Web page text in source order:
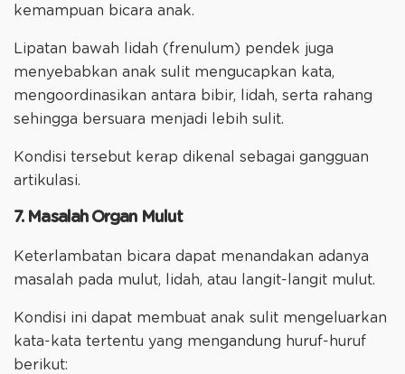
kemampuan bicara anak.
Lipatan bawah lidah (frenulum) pendek juga
menyebabkan anak sulit mengucapkan kata,
mengoordinasikan antara bibir, lidah, serta rahang
sehingga bersuara menjadi lebih sulit.
Kondisi tersebut kerap dikenal sebagai gangguan
artikulasi.
7. Masalah Organ Mulut
Keterlambatan bicara dapat menandakan adanya
masalah pada mulut, lidah, atau langit-langit mulut.
Kondisi ini dapat membuat anak sulit mengeluarkan
kata-kata tertentu yang mengandung huruf-huruf
berikut: